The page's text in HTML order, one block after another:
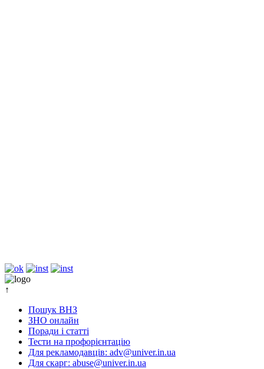
↑
Пошук ВНЗ
ЗНО онлайн
Поради і статті
Тести на профорієнтацію
Для рекламодавців: adv@univer.in.ua
Для скарг: abuse@univer.in.ua